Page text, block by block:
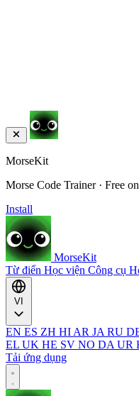
MorseKit
Morse Code Trainer · Free
Install
MorseKit
Từ điển Học viện Công cụ
EN ES ZH HI AR JA RU
EL UK HE SV NO DA UR
Tải ứng dụng